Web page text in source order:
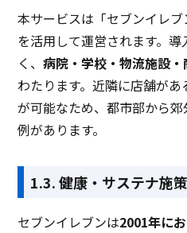
本サービスは「セブンイレ
を活用して運営されます。
く、病院・学校・物流施設
わたります。近隣に店舗が
が可能なため、都市部から
例があります。
1.3. 健康・サステナ施策
セブンイレブンは2001年に